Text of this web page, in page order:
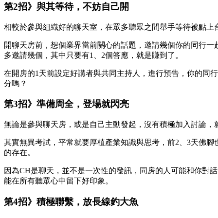
第2招》與其等待，不妨自己開
相較於參與組織好的聊天室，在眾多聽眾之間舉手等待被點
開聊天房前，想個業界當前關心的話題，邀請幾個你的同行
多邀請幾個，其中只要有1、2個答應，就是賺到了。
在開房的1天前設定好講者與共同主持人，進行預告，你的同
分嗎？
第3招》準備周全，登場就閃亮
無論是參與聊天房，或是自己主動發起，沒有積極加入討論
其實無異考試，平常就要厚植產業知識與思考，前2、3天佛
的存在。
因為CH是聊天，並不是一次性的發訊，同房的人可能和你對
能在所有聽眾心中留下好印象。
第4招》積極聯繫，放長線釣大魚